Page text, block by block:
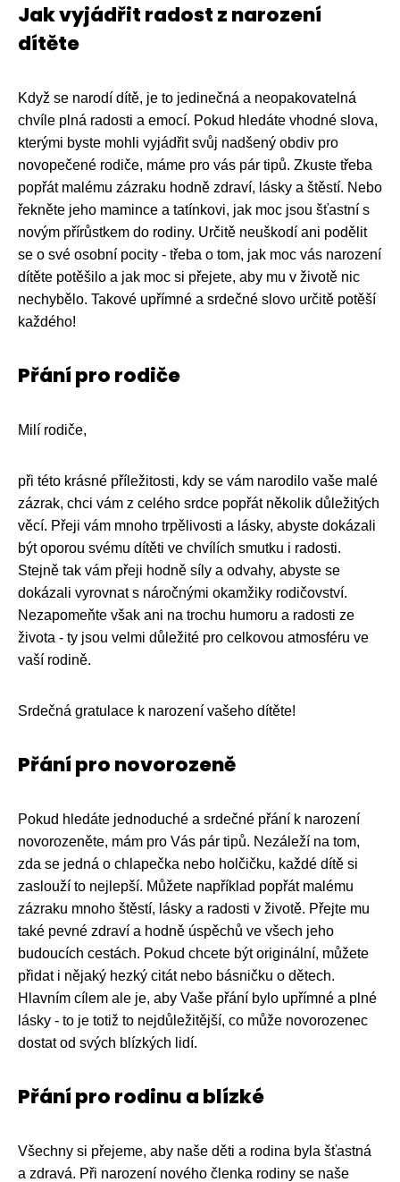
Jak vyjádřit radost z narození
dítěte
Když se narodí dítě, je to jedinečná a neopakovatelná
chvíle plná radosti a emocí. Pokud hledáte vhodné slova,
kterými byste mohli vyjádřit svůj nadšený obdiv pro
novopečené rodiče, máme pro vás pár tipů. Zkuste třeba
popřát malému zázraku hodně zdraví, lásky a štěstí. Nebo
řekněte jeho mamince a tatínkovi, jak moc jsou šťastní s
novým přírůstkem do rodiny. Určitě neuškodí ani podělit
se o své osobní pocity - třeba o tom, jak moc vás narození
dítěte potěšilo a jak moc si přejete, aby mu v životě nic
nechybělo. Takové upřímné a srdečné slovo určitě potěší
každého!
Přání pro rodiče
Milí rodiče,
při této krásné příležitosti, kdy se vám narodilo vaše malé
zázrak, chci vám z celého srdce popřát několik důležitých
věcí. Přeji vám mnoho trpělivosti a lásky, abyste dokázali
být oporou svému dítěti ve chvílích smutku i radosti.
Stejně tak vám přeji hodně síly a odvahy, abyste se
dokázali vyrovnat s náročnými okamžiky rodičovství.
Nezapomeňte však ani na trochu humoru a radosti ze
života - ty jsou velmi důležité pro celkovou atmosféru ve
vaší rodině.
Srdečná gratulace k narození vašeho dítěte!
Přání pro novorozeně
Pokud hledáte jednoduché a srdečné přání k narození
novorozeněte, mám pro Vás pár tipů. Nezáleží na tom,
zda se jedná o chlapečka nebo holčičku, každé dítě si
zaslouží to nejlepší. Můžete například popřát malému
zázraku mnoho štěstí, lásky a radosti v životě. Přejte mu
také pevné zdraví a hodně úspěchů ve všech jeho
budoucích cestách. Pokud chcete být originální, můžete
přidat i nějaký hezký citát nebo básničku o dětech.
Hlavním cílem ale je, aby Vaše přání bylo upřímné a plné
lásky - to je totiž to nejdůležitější, co může novorozenec
dostat od svých blízkých lidí.
Přání pro rodinu a blízké
Všechny si přejeme, aby naše děti a rodina byla šťastná
a zdravá. Při narození nového členka rodiny se naše